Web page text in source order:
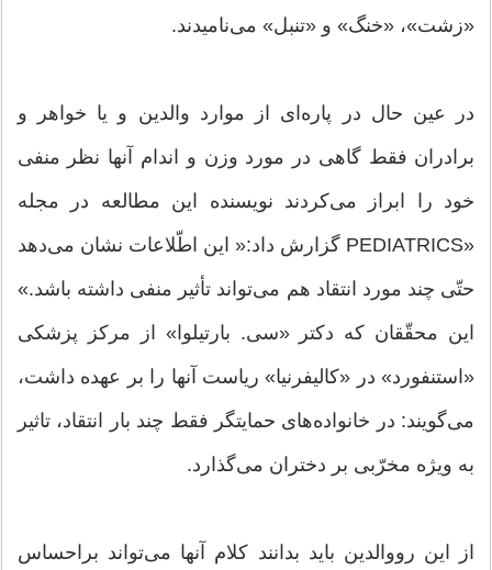
«زشت»، «خنگ» و «تنبل» می‌نامیدند.
در عین حال در پاره‌ای از موارد والدین و یا خواهر و
برادران فقط گاهی در مورد وزن و اندام آنها نظر منفی
خود را ابراز می‌کردند نویسنده این مطالعه در مجله
«PEDIATRICS گزارش داد:« این اطّلاعات نشان می‌‌دهد
حتّی چند مورد انتقاد هم می‌تواند تأثیر منفی داشته باشد.»
این محقّقان که دکتر «سی. بارتیلوا» از مرکز پزشکی
«استنفورد» در «کالیفرنیا» ریاست آنها را بر عهده داشت،
می‌گویند: در خانواده‌های حمایتگر فقط چند بار انتقاد، تاثیر
به ویژه مخرّبی بر دختران می‌گذارد.
از این رووالدین باید بدانند کلام آنها می‌تواند براحساس